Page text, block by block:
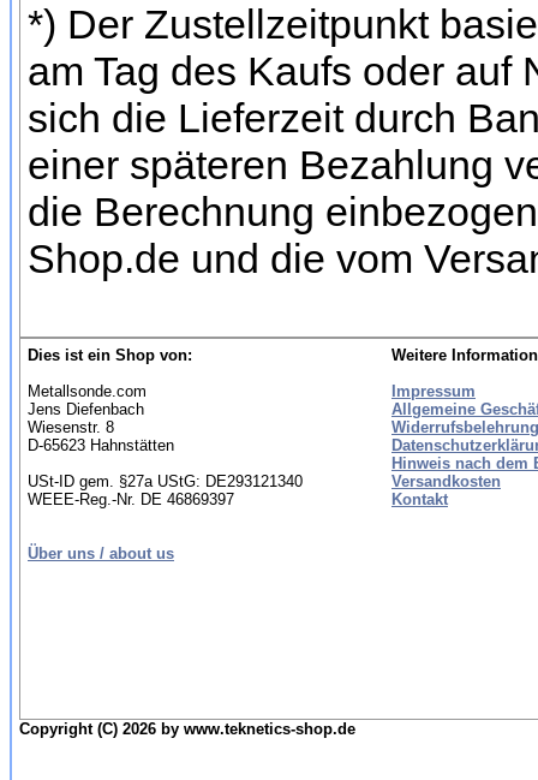
*) Der Zustellzeitpunkt
am Tag des Kaufs oder
sich die Lieferzeit durch
einer späteren Bezahlung
die Berechnung
Shop.de und die vom
Dies ist ein Shop von:
Metallsonde.com
Jens Diefenbach
Wiesenstr. 8
D-65623 Hahnstätten
USt-ID gem. §27a UStG: DE293121340
WEEE-Reg.-Nr. DE 46869397
Über uns / about us
Weitere
Impressum
Allgemeine
Hinweis nach dem
Versandkosten
Kontakt
Copyright (C) 2026 by www.teknetics-shop.de